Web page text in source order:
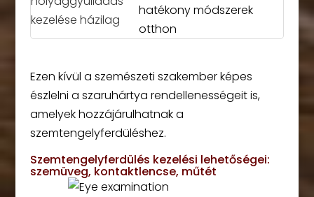
hatékony módszerek
otthon
Ezen kívül a szemészeti szakember képes
észlelni a szaruhártya rendellenességeit is,
amelyek hozzájárulhatnak a
szemtengelyferdüléshez.
Szemtengelyferdülés kezelési lehetőségei:
szemüveg, kontaktlencse, műtét